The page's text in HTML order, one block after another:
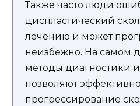
Также часто люди
диспластический
лечению и может
неизбежно. На самом
методы диагностики
позволяют
прогрессирование